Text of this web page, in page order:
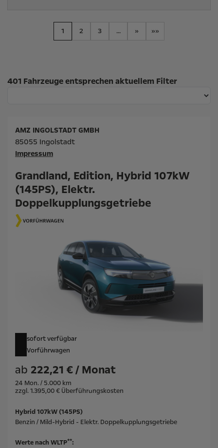
1 2 3 ... » »»
Suchergebnisse
401 Fahrzeuge entsprechen aktuellem Filter
Grandland, Edition, Hybrid 107kW
(145PS), Elektr.
Doppelkupplungsgetriebe
sofort verfügbar
Vorführwagen
ab 222,21 € / Monat
24 Mon. / 5.000 km
zzgl. 1.395,00 € Überführungskosten
AMZ INGOLSTADT GMBH
85055 Ingolstadt
Impressum
Hybrid 107kW (145PS)
Benzin / Mild-Hybrid - Elektr. Doppelkupplungsgetriebe
Werte nach WLTP**: